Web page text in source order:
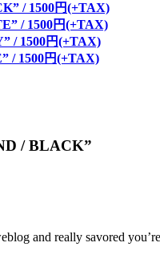
/ 1500円(+TAX)
/ 1500円(+TAX)
/ 1500円(+TAX)
/ 1500円(+TAX)
/ BLACK”
and really savored